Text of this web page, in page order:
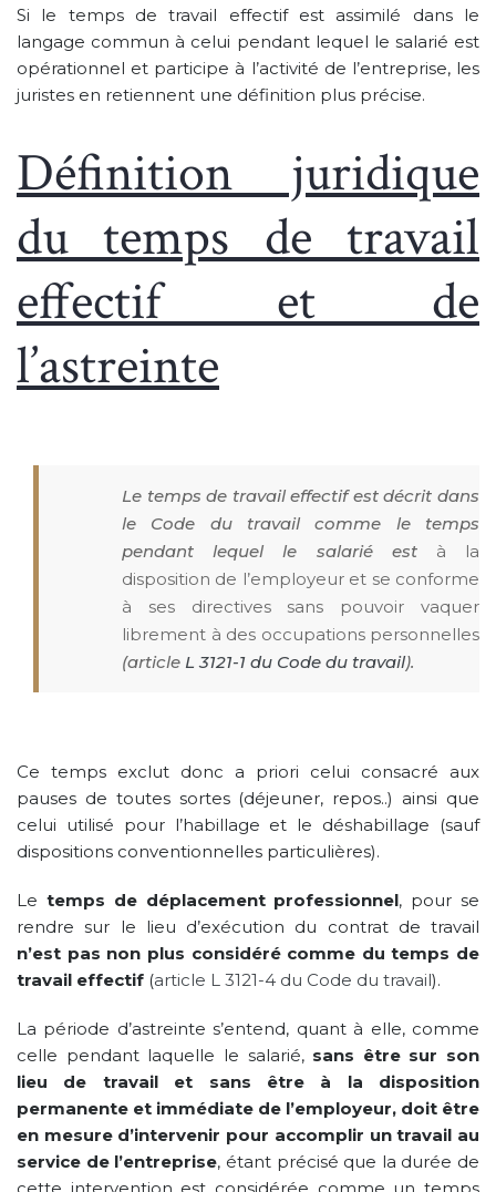
Si le temps de travail effectif est assimilé dans le
langage commun à celui pendant lequel le salarié est
opérationnel et participe à l’activité de l’entreprise, les
juristes en retiennent une définition plus précise.
Définition juridique
du temps de travail
effectif et de
l’astreinte
Le temps de travail effectif est décrit dans
le Code du travail comme le temps
pendant lequel le salarié est à la
disposition de l’employeur et se conforme
à ses directives sans pouvoir vaquer
librement à des occupations personnelles
(article L 3121-1 du Code du travail).
Ce temps exclut donc a priori celui consacré aux
pauses de toutes sortes (déjeuner, repos..) ainsi que
celui utilisé pour l’habillage et le déshabillage (sauf
dispositions conventionnelles particulières).
Le temps de déplacement professionnel, pour se
rendre sur le lieu d’exécution du contrat de travail
n’est pas non plus considéré comme du temps de
travail effectif (article L 3121-4 du Code du travail).
La période d’astreinte s’entend, quant à elle, comme
celle pendant laquelle le salarié, sans être sur son
lieu de travail et sans être à la disposition
permanente et immédiate de l’employeur, doit être
en mesure d’intervenir pour accomplir un travail au
service de l’entreprise, étant précisé que la durée de
cette intervention est considérée comme un temps